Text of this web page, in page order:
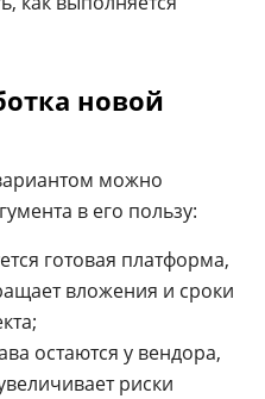
новой
можно
в его пользу:
готовая платформа,
вложения и сроки
остаются у вендора,
риски